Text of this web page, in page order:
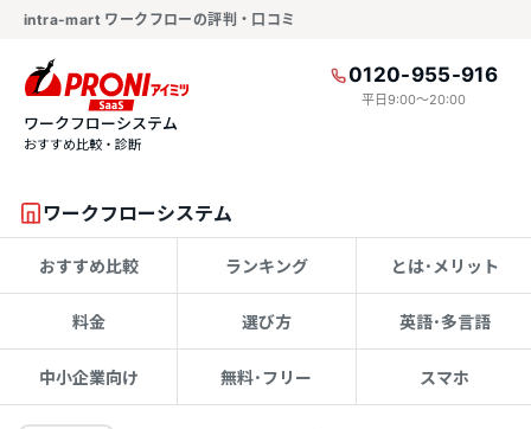
intra-mart ワークフローの評判・口コミ
0120-955-916
平日9:00〜20:00
ワークフローシステム
おすすめ比較・診断
ワークフローシステム
おすすめ比較 ランキング とは･メリット
料金 選び方 英語･多言語
中小企業向け 無料･フリー スマホ